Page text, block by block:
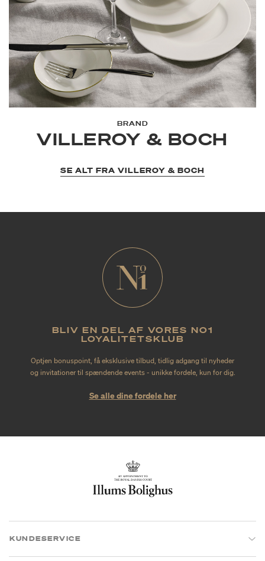
BRAND
VILLEROY & BOCH
SE ALT FRA VILLEROY & BOCH
BLIV EN DEL AF VORES NO1
LOYALITETSKLUB
Optjen bonuspoint, få eksklusive tilbud, tidlig adgang til nyheder
og invitationer til spændende events - unikke fordele, kun for dig.
Se alle dine fordele her
KUNDESERVICE